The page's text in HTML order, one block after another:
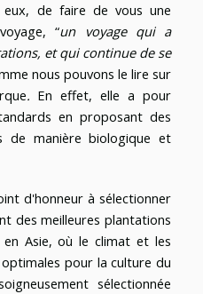
de faire de vous une
“un voyage qui a
et qui continue de se
nous pouvons le lire sur
. En effet, elle a pour
en proposant des
de manière biologique et
d'honneur à sélectionner
des meilleures plantations
Asie, où le climat et les
pour la culture du
sélectionnée